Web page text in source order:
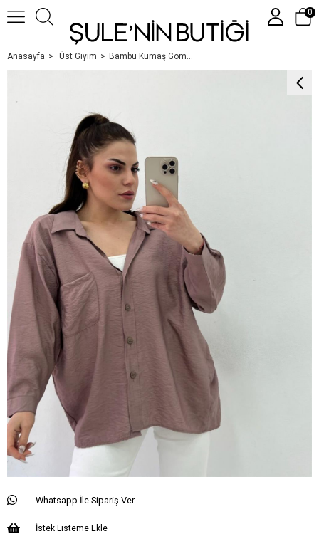
Üye Girişi
0
Anasayfa Üst Giyim Bambu Kumaş Gömlek Kahve
Whatsapp İle Sipariş Ver
İstek Listeme Ekle